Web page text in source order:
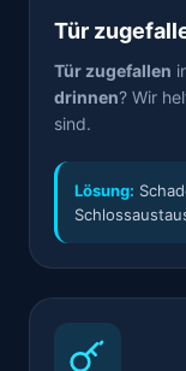
Tür
Tür zugefallen
drinnen? Wir
sind.
Lösung: